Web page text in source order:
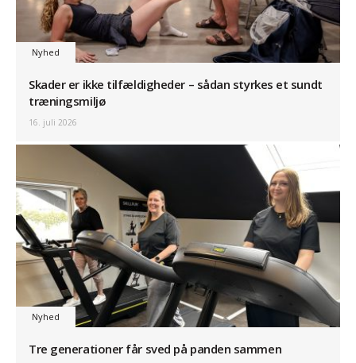
Nyhed
Skader er ikke tilfældigheder – sådan styrkes et sundt
træningsmiljø
16. juli 2026
Nyhed
Tre generationer får sved på panden sammen